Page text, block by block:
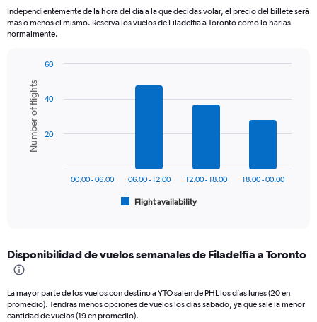
The
chart
axis
displaying
values.
Range:
Independientemente de la hora del día a la que decidas volar, el precio del billete será
más o menos el mismo. Reserva los vuelos de Filadelfia a Toronto como lo harías
normalmente.
chart
with
bars.
The
Range:
6
The
chart
Chart
graphic.
Number of flights
Flight availability
00:00 - 06:00 06:00 - 12:00 12:00 - 18:00 18:00 - 00:00
20
40
60
Disponibilidad de vuelos semanales de Filadelfia a Toronto
La mayor parte de los vuelos con destino a YTO salen de PHL los días lunes (20 en
promedio). Tendrás menos opciones de vuelos los días sábado, ya que sale la menor
cantidad de vuelos (19 en promedio).